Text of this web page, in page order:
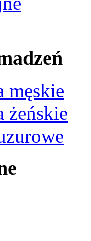
męskie
żeńskie